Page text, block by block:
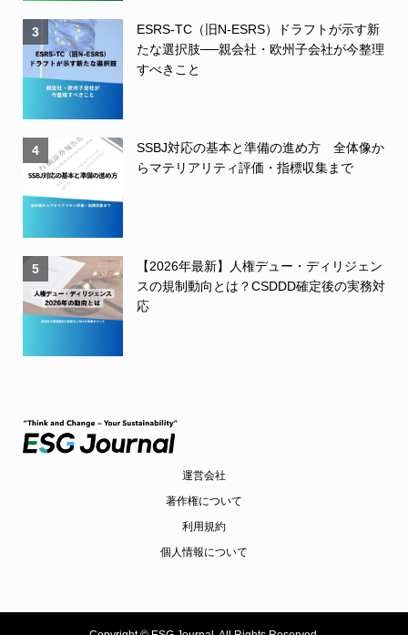
3
ESRS-TC（旧N-ESRS）ドラフトが示す新
たな選択肢──親会社・欧州子会社が今整理
すべきこと
4
SSBJ対応の基本と準備の進め方 全体像か
らマテリアリティ評価・指標収集まで
5
【2026年最新】人権デュー・ディリジェン
スの規制動向とは？CSDDD確定後の実務対
応
運営会社
著作権について
利用規約
個人情報について